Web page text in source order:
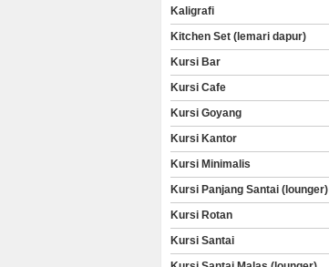
Kaligrafi
Kitchen Set (lemari dapur)
Kursi Bar
Kursi Cafe
Kursi Goyang
Kursi Kantor
Kursi Minimalis
Kursi Panjang Santai (lounger)
Kursi Rotan
Kursi Santai